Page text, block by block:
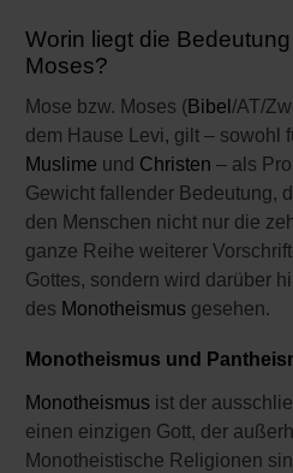
Worin liegt die
Moses?
Mose bzw. Moses (Bibel /AT/
dem Hause Levi, gilt – sowohl
Muslime und Christen – als
Gewicht fallender Bedeutung,
den Menschen nicht nur die
ganze Reihe weiterer
Gottes, sondern wird darüber
des Monotheismus gesehen.
Monotheismus und
Monotheismus ist der
einen einzigen Gott, der
Monotheistische Religionen
Christliche Konfessionen
Kirchengebäude
Organisation der Kirche
Mönche, Propheten und
Missionare
Ketzer und Kirchengegner
Wissenswertes zum